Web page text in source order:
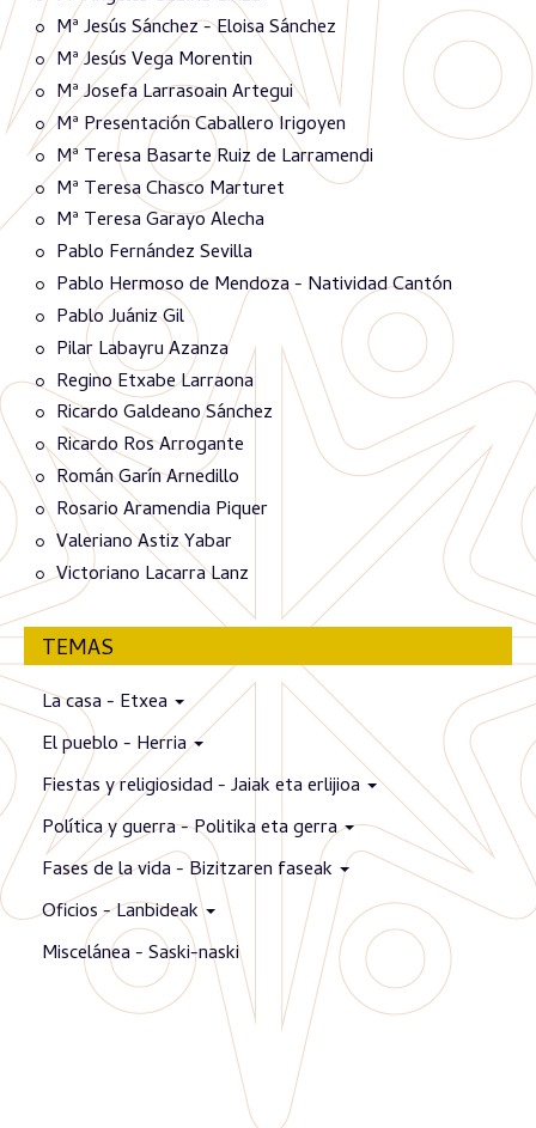
Mª Jesús Sánchez - Eloisa Sánchez
Mª Jesús Vega Morentin
Mª Josefa Larrasoain Artegui
Mª Presentación Caballero Irigoyen
Mª Teresa Basarte Ruiz de Larramendi
Mª Teresa Chasco Marturet
Mª Teresa Garayo Alecha
Pablo Fernández Sevilla
Pablo Hermoso de Mendoza - Natividad Cantón
Pablo Juániz Gil
Pilar Labayru Azanza
Regino Etxabe Larraona
Ricardo Galdeano Sánchez
Ricardo Ros Arrogante
Román Garín Arnedillo
Rosario Aramendia Piquer
Valeriano Astiz Yabar
Victoriano Lacarra Lanz
TEMAS
La casa - Etxea
El pueblo - Herria
Fiestas y religiosidad - Jaiak eta erlijioa
Política y guerra - Politika eta gerra
Fases de la vida - Bizitzaren faseak
Oficios - Lanbideak
Miscelánea - Saski-naski